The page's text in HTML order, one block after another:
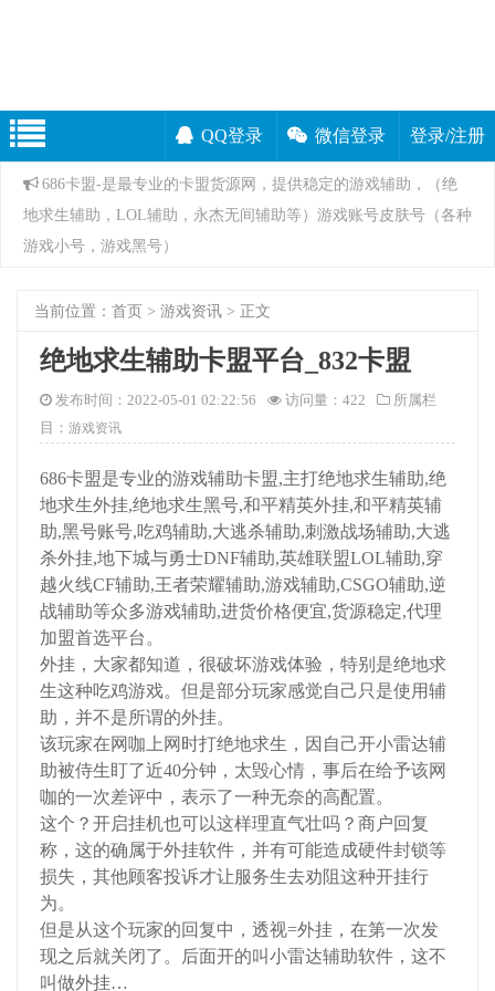
QQ登录 微信登录 登录/注册
686卡盟-是最专业的卡盟货源网，提供稳定的游戏辅助，（绝
地求生辅助，LOL辅助，永杰无间辅助等）游戏账号皮肤号（各种
游戏小号，游戏黑号）
当前位置： 首页 > 游戏资讯 > 正文
绝地求生辅助卡盟平台_832卡盟
发布时间：2022-05-01 02:22:56 访问量： 422
所属栏
目： 游戏资讯
686卡盟是专业的游戏辅助卡盟,主打绝地求生辅助,绝
地求生外挂,绝地求生黑号,和平精英外挂,和平精英辅
助,黑号账号,吃鸡辅助,大逃杀辅助,刺激战场辅助,大逃
杀外挂,地下城与勇士DNF辅助,英雄联盟LOL辅助,穿
越火线CF辅助,王者荣耀辅助,游戏辅助,CSGO辅助,逆
战辅助等众多游戏辅助,进货价格便宜,货源稳定,代理
加盟首选平台。
外挂，大家都知道，很破坏游戏体验，特别是绝地求
生这种吃鸡游戏。但是部分玩家感觉自己只是使用辅
助，并不是所谓的外挂。
该玩家在网咖上网时打绝地求生，因自己开小雷达辅
助被侍生盯了近40分钟，太毁心情，事后在给予该网
咖的一次差评中，表示了一种无奈的高配置。
这个？开启挂机也可以这样理直气壮吗？商户回复
称，这的确属于外挂软件，并有可能造成硬件封锁等
损失，其他顾客投诉才让服务生去劝阻这种开挂行
为。
但是从这个玩家的回复中，透视=外挂，在第一次发
现之后就关闭了。后面开的叫小雷达辅助软件，这不
叫做外挂…